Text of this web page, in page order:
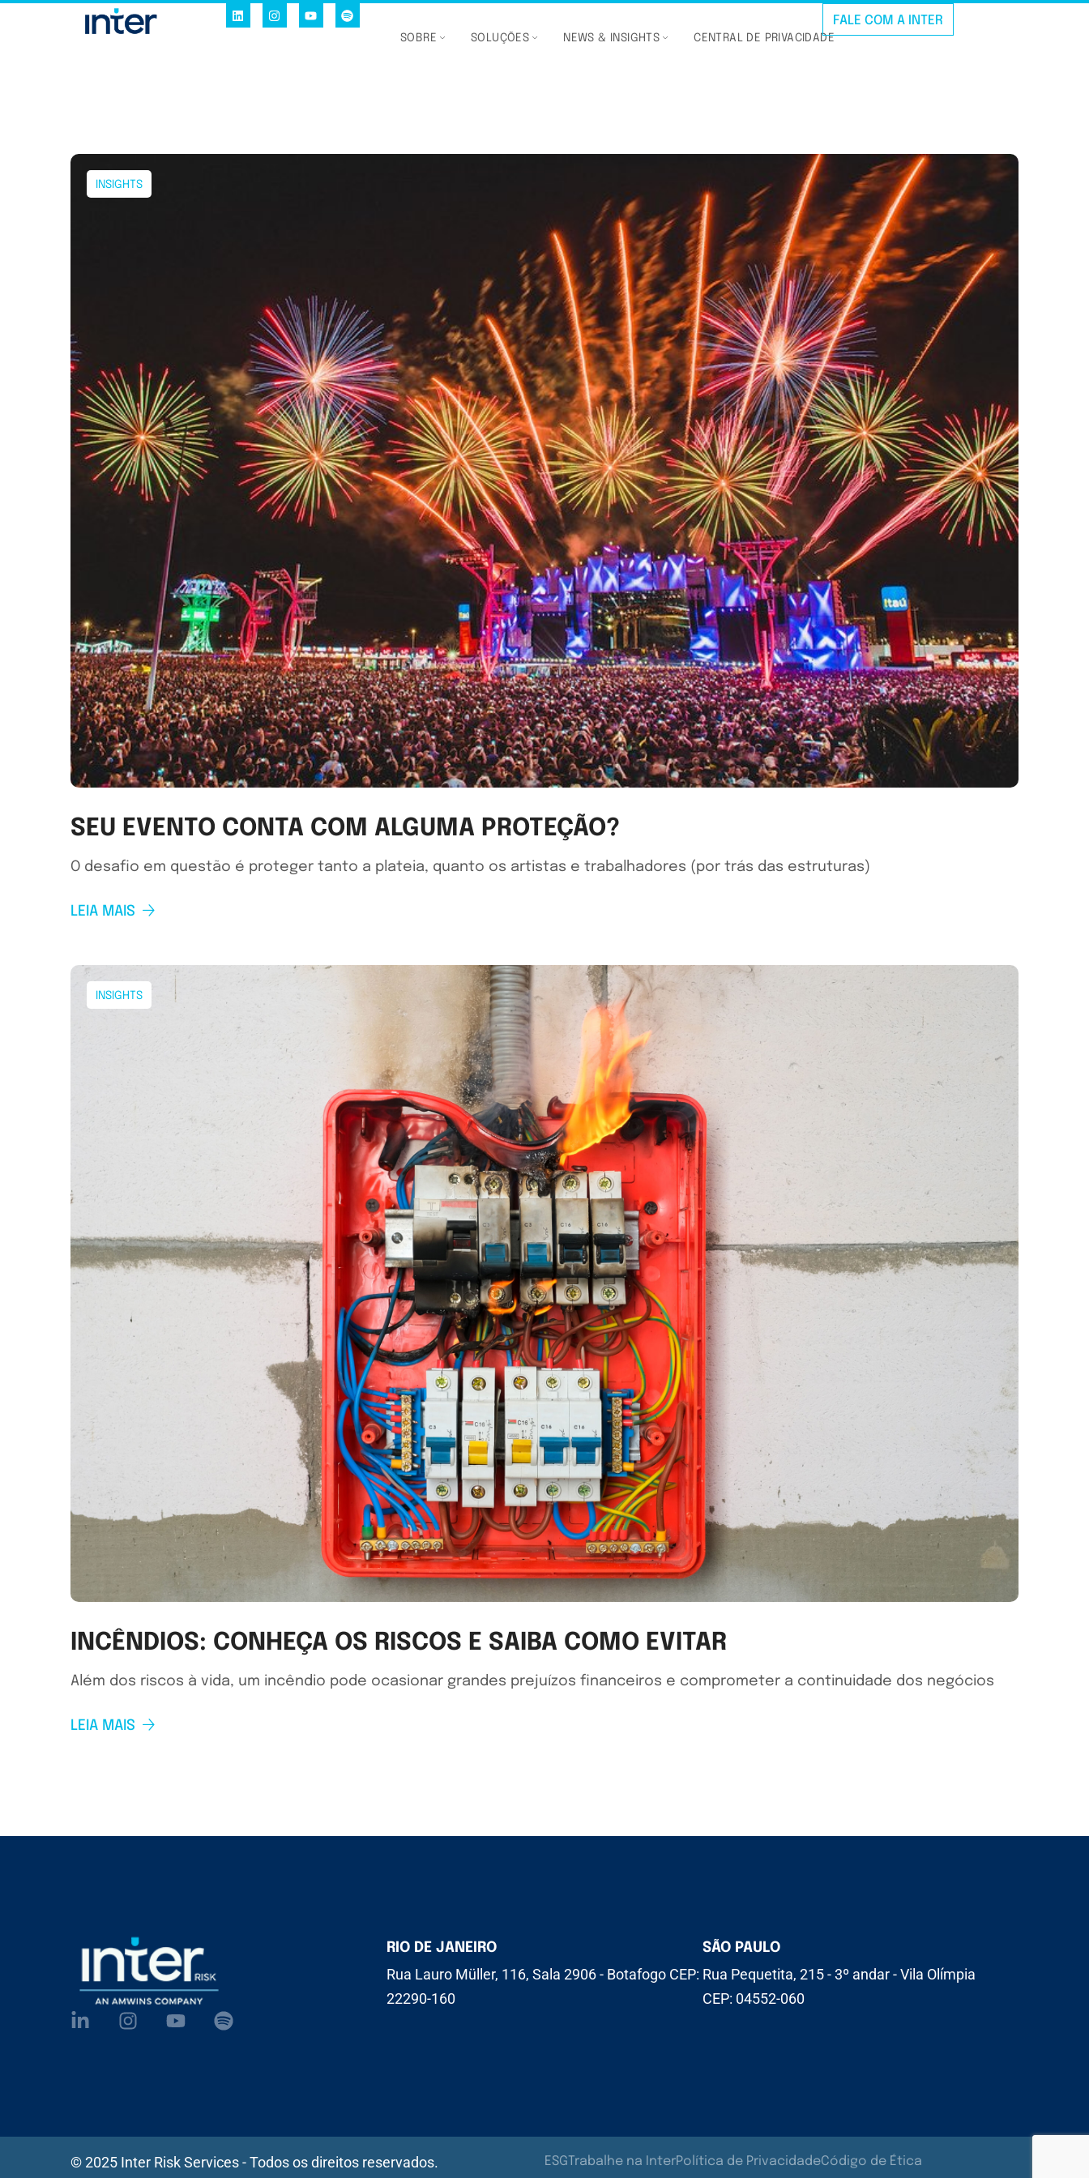
SOBRE SOLUÇÕES NEWS & INSIGHTS CENTRAL DE PRIVACIDADE
FALE COM A INTER
INSIGHTS
SEU EVENTO CONTA COM ALGUMA PROTEÇÃO?
O desafio em questão é proteger tanto a plateia, quanto os artistas e trabalhadores (por trás das estruturas)
LEIA MAIS
INSIGHTS
INCÊNDIOS: CONHEÇA OS RISCOS E SAIBA COMO EVITAR
Além dos riscos à vida, um incêndio pode ocasionar grandes prejuízos financeiros e comprometer a continuidade dos negócios
LEIA MAIS
RIO DE JANEIRO
Rua Lauro Müller, 116, Sala 2906 - Botafogo CEP:
22290-160
SÃO PAULO
Rua Pequetita, 215 - 3º andar - Vila Olímpia
CEP: 04552-060
© 2025 Inter Risk Services - Todos os direitos reservados. ESGTrabalhe na InterPolítica de PrivacidadeCódigo de Ética